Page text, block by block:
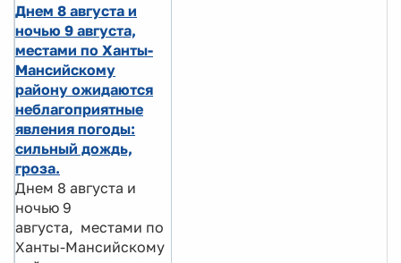
Днем 8 августа и
ночью 9 августа,
местами по Ханты-
Мансийскому
району ожидаются
неблагоприятные
явления погоды:
сильный дождь,
гроза.
Днем 8 августа и
ночью 9
августа, местами по
Ханты-Мансийскому